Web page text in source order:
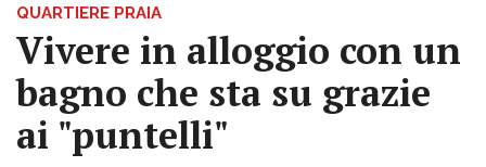
QUARTIERE PRAIA
Vivere in alloggio con un
bagno che sta su grazie
ai "puntelli"